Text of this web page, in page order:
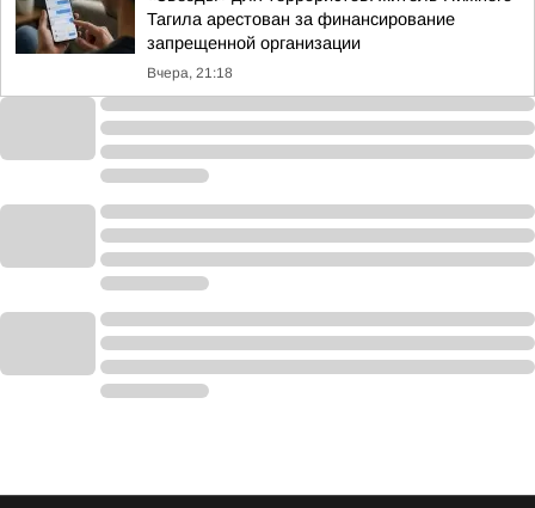
Тагила арестован за финансирование
запрещенной организации
Вчера, 21:18